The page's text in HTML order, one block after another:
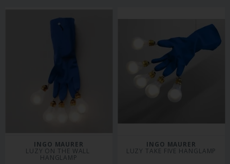
INGO MAURER
LUZY ON THE WALL
HANGLAMP
INGO MAURER
LUZY TAKE FIVE HANGLAMP